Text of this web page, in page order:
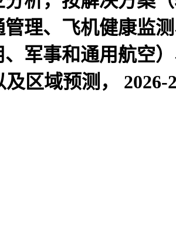
理、飞机健康监
军事和通用航空
区域预测， 2026-